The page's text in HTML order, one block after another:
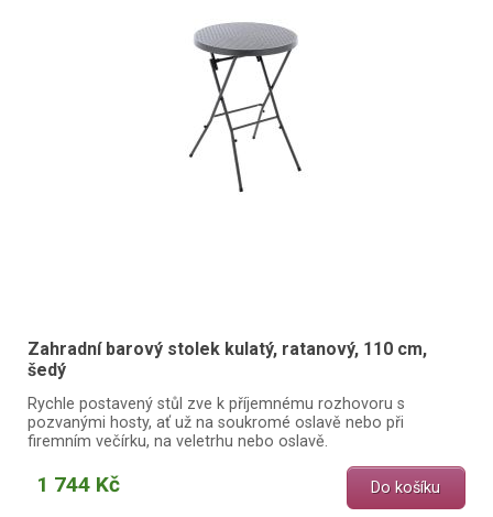
Zahradní barový stolek kulatý, ratanový, 110 cm,
šedý
Rychle postavený stůl zve k příjemnému rozhovoru s
pozvanými hosty, ať už na soukromé oslavě nebo při
firemním večírku, na veletrhu nebo oslavě.
1 744 Kč Do košíku